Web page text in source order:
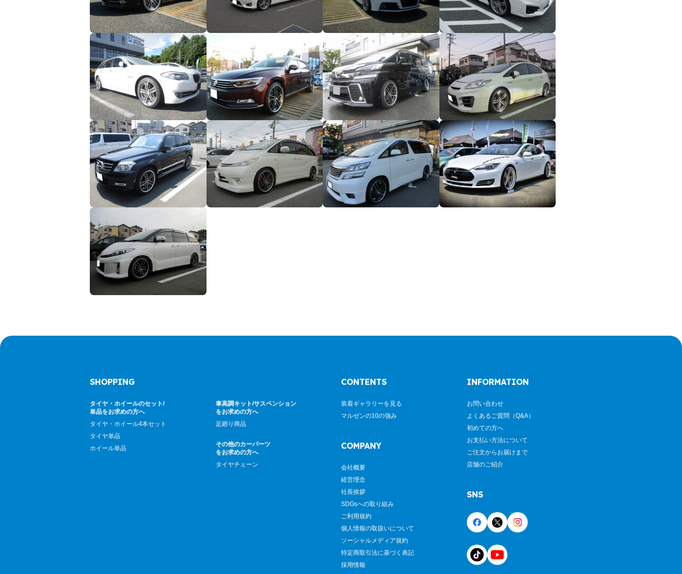
SHOPPING
タイヤ・ホイールのセット/
単品をお求めの方へ
タイヤ・ホイール4本セット
タイヤ単品
ホイール単品
車高調キット/サスペンション
をお求めの方へ
足廻り商品
その他のカーパーツ
をお求めの方へ
タイヤチェーン
CONTENTS
装着ギャラリーを見る
マルゼンの10の強み
COMPANY
会社概要
経営理念
社長挨拶
SDGsへの取り組み
ご利用規約
個人情報の取扱いについて
ソーシャルメディア規約
特定商取引法に基づく表記
採用情報
INFORMATION
お問い合わせ
よくあるご質問（Q&A）
初めての方へ
お支払い方法について
ご注文からお届けまで
店舗のご紹介
SNS